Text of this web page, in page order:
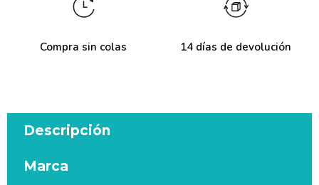
Compra sin colas 14 días de devolución
Descripción
Marca